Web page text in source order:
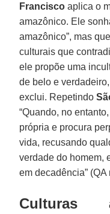
Francisco aplica o
amazônico. Ele
amazônico”, mas
culturais que
ele propõe uma
de belo e
exclui. Repetindo
“Quando, no
própria e procura
vida, recusando
verdade do homem,
em decadência” (QA